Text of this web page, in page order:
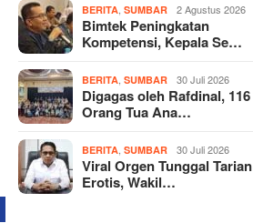
BERITA ,SUMBAR 2 Agustus 2026
Bimtek Peningkatan
Kompetensi, Kepala Se…
BERITA ,SUMBAR 30 Juli 2026
Digagas oleh Rafdinal, 116
Orang Tua Ana…
BERITA ,SUMBAR 30 Juli 2026
Viral Orgen Tunggal Tarian
Erotis, Wakil…